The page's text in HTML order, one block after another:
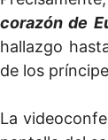
corazón de
hallazgo
de los
La